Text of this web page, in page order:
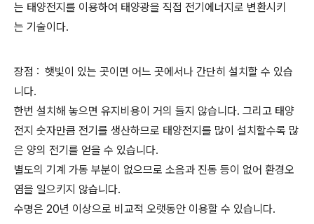
는 태양전지를 이용하여 태양광을 직접 전기에너지로 변환시키
는 기술이다.
장점 : 햇빛이 있는 곳이면 어느 곳에서나 간단히 설치할 수 있습
니다.
한번 설치해 놓으면 유지비용이 거의 들지 않습니다. 그리고 태양
전지 숫자만큼 전기를 생산하므로 태양전지를 많이 설치할수록 많
은 양의 전기를 얻을 수 있습니다.
별도의 기계 가동 부분이 없으므로 소음과 진동 등이 없어 환경오
염을 일으키지 않습니다.
수명은 20년 이상으로 비교적 오랫동안 이용할 수 있습니다.